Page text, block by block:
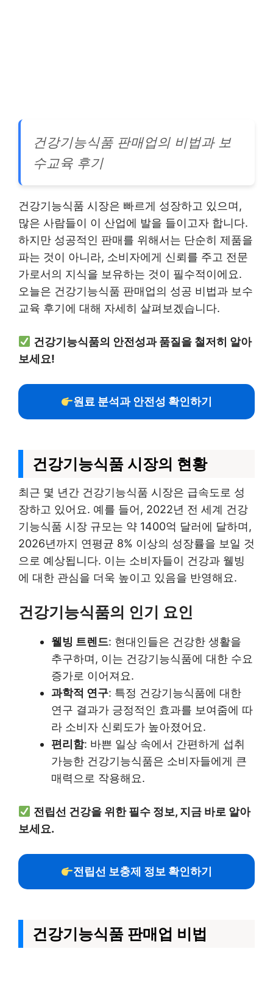
건강기능식품 판매업의 비법과 보
수교육 후기
건강기능식품 시장은 빠르게 성장하고 있으며,
많은 사람들이 이 산업에 발을 들이고자 합니다.
하지만 성공적인 판매를 위해서는 단순히 제품을
파는 것이 아니라, 소비자에게 신뢰를 주고 전문
가로서의 지식을 보유하는 것이 필수적이에요.
오늘은 건강기능식품 판매업의 성공 비법과 보수
교육 후기에 대해 자세히 살펴보겠습니다.
건강기능식품의 안전성과 품질을 철저히 알아
보세요!
원료 분석과 안전성 확인하기
건강기능식품 시장의 현황
최근 몇 년간 건강기능식품 시장은 급속도로 성
장하고 있어요. 예를 들어, 2022년 전 세계 건강
기능식품 시장 규모는 약 1400억 달러에 달하며,
2026년까지 연평균 8% 이상의 성장률을 보일 것
으로 예상됩니다. 이는 소비자들이 건강과 웰빙
에 대한 관심을 더욱 높이고 있음을 반영해요.
건강기능식품의 인기 요인
웰빙 트렌드: 현대인들은 건강한 생활을
추구하며, 이는 건강기능식품에 대한 수요
증가로 이어져요.
과학적 연구: 특정 건강기능식품에 대한
연구 결과가 긍정적인 효과를 보여줌에 따
라 소비자 신뢰도가 높아졌어요.
편리함: 바쁜 일상 속에서 간편하게 섭취
가능한 건강기능식품은 소비자들에게 큰
매력으로 작용해요.
전립선 건강을 위한 필수 정보, 지금 바로 알아
보세요.
전립선 보충제 정보 확인하기
건강기능식품 판매업 비법